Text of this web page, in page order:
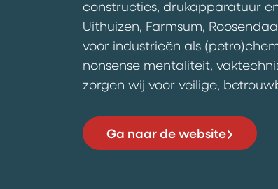
constructies, drukapparatuur
Uithuizen, Farmsum,
voor industrieën als
nonsense mentaliteit,
zorgen wij voor veilige,
Ga naar de website